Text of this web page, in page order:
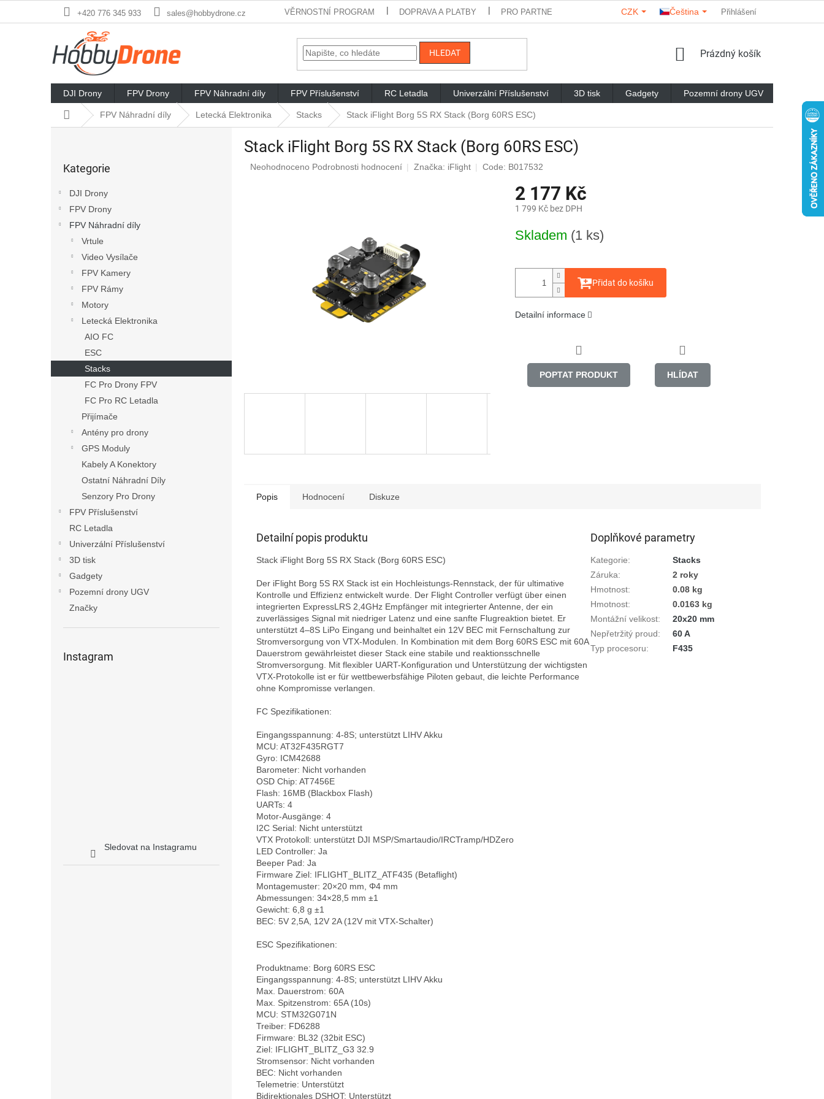
+420 776 345 933 sales@hobbydrone.cz VĚRNOSTNÍ PROGRAM DOPRAVA A PLATBY PRO PARTNERY KONTAKTY HODNOCENÍ OBCHODU
CZK Čeština Přihlášení
HLEDAT
NÁKUPNÍ
Prázdný košík
DJI Drony FPV Drony FPV Náhradní díly FPV Příslušenství RC Letadla Univerzální Příslušenství 3D tisk Gadgety Pozemní drony UGV
Domů FPV Náhradní díly Letecká Elektronika Stacks Stack iFlight Borg 5S RX Stack (Borg 60RS ESC)
kategorie
Kategorie
DJI Drony
FPV Drony
FPV Náhradní díly
Vrtule
Video Vysílače
FPV Kamery
FPV Rámy
Motory
Letecká Elektronika
AIO FC
ESC
Stacks
FC Pro Drony FPV
FC Pro RC Letadla
Přijímače
Antény pro drony
GPS Moduly
Kabely A Konektory
Ostatní Náhradní Díly
Senzory Pro Drony
FPV Příslušenství
RC Letadla
Univerzální Příslušenství
3D tisk
Gadgety
Pozemní drony UGV
Značky
Instagram
Sledovat na Instagramu
Stack iFlight Borg 5S RX Stack (Borg 60RS ESC)
Průměrné
Neohodnoceno Podrobnosti hodnocení Značka: iFlight Code: B017532
2 177 Kč
1 799 Kč bez DPH
cena:
Skladem (1 ks)
Přidat do košíku
Detailní informace
POPTAT PRODUKT HLÍDAT
Popis Hodnocení Diskuze
Detailní popis produktu
Stack iFlight Borg 5S RX Stack (Borg 60RS ESC)
Der iFlight Borg 5S RX Stack ist ein Hochleistungs-Rennstack, der für ultimative
Kontrolle und Effizienz entwickelt wurde. Der Flight Controller verfügt über einen
integrierten ExpressLRS 2,4GHz Empfänger mit integrierter Antenne, der ein
zuverlässiges Signal mit niedriger Latenz und eine sanfte Flugreaktion bietet. Er
unterstützt 4–8S LiPo Eingang und beinhaltet ein 12V BEC mit Fernschaltung zur
Stromversorgung von VTX-Modulen. In Kombination mit dem Borg 60RS ESC mit 60A
Dauerstrom gewährleistet dieser Stack eine stabile und reaktionsschnelle
Stromversorgung. Mit flexibler UART-Konfiguration und Unterstützung der wichtigsten
VTX-Protokolle ist er für wettbewerbsfähige Piloten gebaut, die leichte Performance
ohne Kompromisse verlangen.
FC Spezifikationen:
Eingangsspannung: 4-8S; unterstützt LIHV Akku
MCU: AT32F435RGT7
Gyro: ICM42688
Barometer: Nicht vorhanden
OSD Chip: AT7456E
Flash: 16MB (Blackbox Flash)
UARTs: 4
Motor-Ausgänge: 4
I2C Serial: Nicht unterstützt
VTX Protokoll: unterstützt DJI MSP/Smartaudio/IRCTramp/HDZero
LED Controller: Ja
Beeper Pad: Ja
Firmware Ziel: IFLIGHT_BLITZ_ATF435 (Betaflight)
Montagemuster: 20×20 mm, Φ4 mm
Abmessungen: 34×28,5 mm ±1
Gewicht: 6,8 g ±1
BEC: 5V 2,5A, 12V 2A (12V mit VTX-Schalter)
ESC Spezifikationen:
Produktname: Borg 60RS ESC
Eingangsspannung: 4-8S; unterstützt LIHV Akku
Max. Dauerstrom: 60A
Max. Spitzenstrom: 65A (10s)
MCU: STM32G071N
Treiber: FD6288
Firmware: BL32 (32bit ESC)
Ziel: IFLIGHT_BLITZ_G3 32.9
Stromsensor: Nicht vorhanden
BEC: Nicht vorhanden
Telemetrie: Unterstützt
Bidirektionales DSHOT: Unterstützt
Doplňkové parametry
Kategorie:
Stacks
Záruka:
2 roky
Hmotnost:
0.08 kg
Hmotnost:
0.0163 kg
Montážní velikost:
20x20 mm
Nepřetržitý proud:
60 A
Typ procesoru: F435